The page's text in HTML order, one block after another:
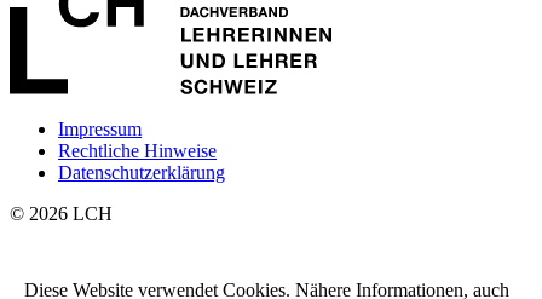
Impressum
Rechtliche Hinweise
Datenschutzerklärung
© 2026 LCH
Diese Website verwendet Cookies. Nähere Informationen, auch